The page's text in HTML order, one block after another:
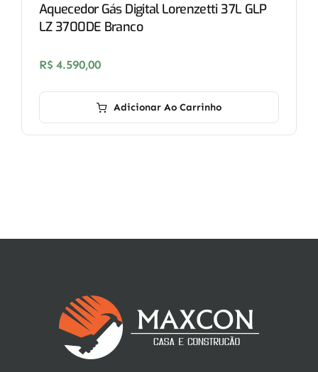
Aquecedor Gás Digital Lorenzetti 37L GLP
LZ 3700DE Branco
R$ 4.590,00
Adicionar Ao Carrinho